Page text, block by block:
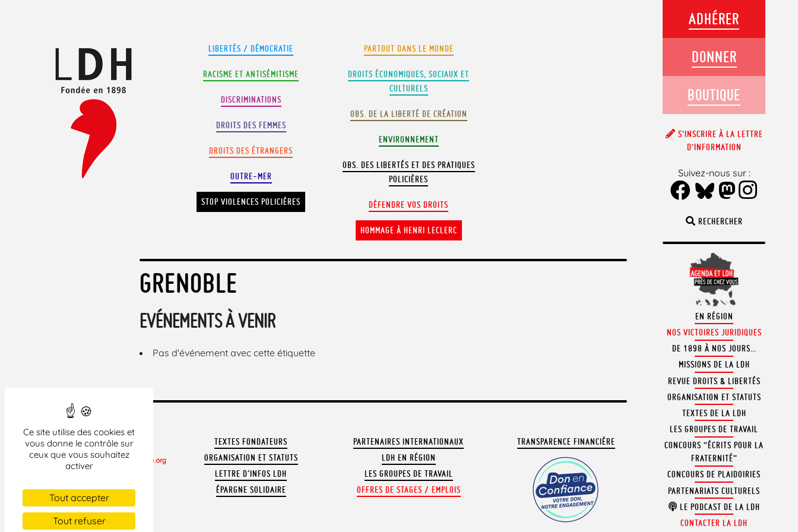
Ce site utilise des cookies et
vous donne le contrôle sur
ceux que vous souhaitez
activer
Tout accepter
Tout refuser
LIBERTÉS / DÉMOCRATIE
RACISME ET ANTISÉMITISME
DISCRIMINATIONS
DROITS DES FEMMES
DROITS DES ÉTRANGERS
OUTRE-MER
STOP VIOLENCES POLICIÈRES
PARTOUT DANS LE MONDE
DROITS ÉCONOMIQUES, SOCIAUX ET
CULTURELS
OBS. DE LA LIBERTÉ DE CRÉATION
ENVIRONNEMENT
OBS. DES LIBERTÉS ET DES PRATIQUES
POLICIÈRES
DÉFENDRE VOS DROITS
HOMMAGE À HENRI LECLERC
GRENOBLE
EVÉNEMENTS À VENIR
Pas d'événement avec cette étiquette
REVUE DE PRESSE
ARCHIVES
MENTIONS LÉGALES
TEXTES FONDATEURS
ORGANISATION ET STATUTS
LETTRE D'INFOS LDH
ÉPARGNE SOLIDAIRE
PARTENAIRES INTERNATIONAUX
LDH EN RÉGION
LES GROUPES DE TRAVAIL
OFFRES DE STAGES / EMPLOIS
TRANSPARENCE FINANCIÈRE
RECHERCHER
EN RÉGION
NOS VICTOIRES JURIDIQUES
DE 1898 À NOS JOURS…
MISSIONS DE LA LDH
REVUE DROITS & LIBERTÉS
ORGANISATION ET STATUTS
TEXTES DE LA LDH
LES GROUPES DE TRAVAIL
CONCOURS “ÉCRITS POUR LA
FRATERNITÉ”
CONCOURS DE PLAIDOIRIES
PARTENARIATS CULTURELS
LE PODCAST DE LA LDH
CONTACTER LA LDH
ADHÉRER
DONNER
BOUTIQUE
S’INSCRIRE À LA LETTRE
D’INFORMATION
Suivez-nous sur :